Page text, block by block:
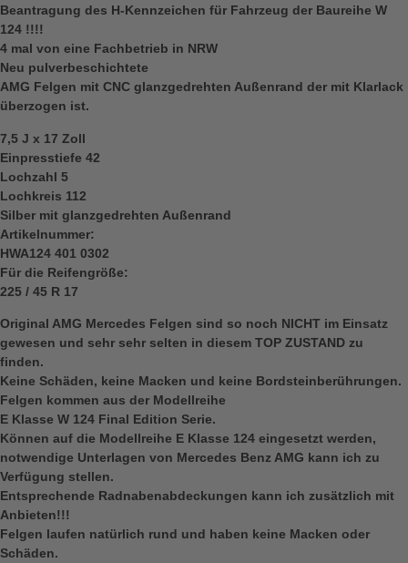
Beantragung des H-Kennzeichen für Fahrzeug der Baureihe W
124 !!!!
4 mal von eine Fachbetrieb in NRW
Neu pulverbeschichtete
AMG Felgen mit CNC glanzgedrehten Außenrand der mit Klarlack
überzogen ist.
7,5 J x 17 Zoll
Einpresstiefe 42
Lochzahl 5
Lochkreis 112
Silber mit glanzgedrehten Außenrand
Artikelnummer:
HWA124 401 0302
Für die Reifengröße:
225 / 45 R 17
Original AMG Mercedes Felgen sind so noch NICHT im Einsatz
gewesen und sehr sehr selten in diesem TOP ZUSTAND zu
finden.
Keine Schäden, keine Macken und keine Bordsteinberührungen.
Felgen kommen aus der Modellreihe
E Klasse W 124 Final Edition Serie.
Können auf die Modellreihe E Klasse 124 eingesetzt werden,
notwendige Unterlagen von Mercedes Benz AMG kann ich zu
Verfügung stellen.
Entsprechende Radnabenabdeckungen kann ich zusätzlich mit
Anbieten!!!
Felgen laufen natürlich rund und haben keine Macken oder
Schäden.